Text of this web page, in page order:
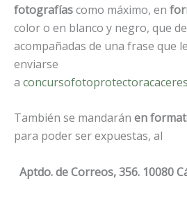
fotografíascomo máximo, en
color o en blanco y negro, que
acompañadas de una frase que
enviarse
a
También se mandarán en
para poder ser expuestas, al
Aptdo. de Correos, 356. 10080